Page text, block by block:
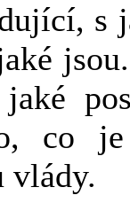
s
co
vlády.